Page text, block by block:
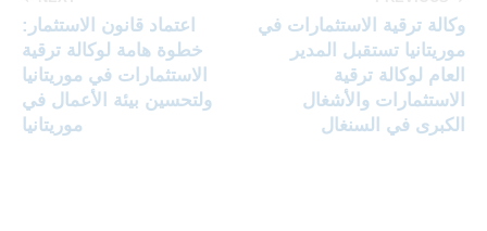
وكالة ترقية الاستثمارات في
موريتانيا تستقبل المدير
العام لوكالة ترقية
الاستثمارات والأشغال
الكبرى في السنغال
اعتماد قانون الاستثمار:
خطوة هامة لوكالة ترقية
الاستثمارات في موريتانيا
ولتحسين بيئة الأعمال في
موريتانيا